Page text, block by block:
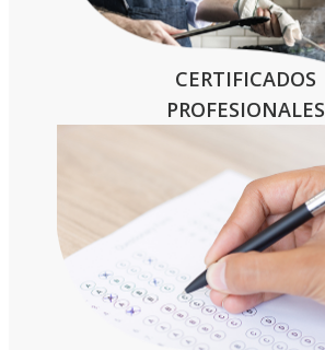
CERTIFICADOS
PROFESIONALES